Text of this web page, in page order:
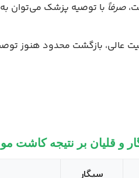
صرفاً با توصیه پزشک می‌توان
عالی، بازگشت محدود هنوز
و قلیان بر نتیجه کاشت مو
سیگار